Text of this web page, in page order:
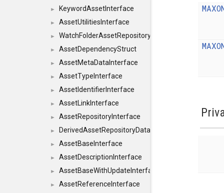
► KeywordAssetInterface
► AssetUtilitiesInterface
► WatchFolderAssetRepositoryInterface
► AssetDependencyStruct
► AssetMetaDataInterface
► AssetTypeInterface
► AssetIdentifierInterface
► AssetLinkInterface
► AssetRepositoryInterface
► DerivedAssetRepositoryDataInterface
► AssetBaseInterface
► AssetDescriptionInterface
► AssetBaseWithUpdateInterface
► AssetReferenceInterface